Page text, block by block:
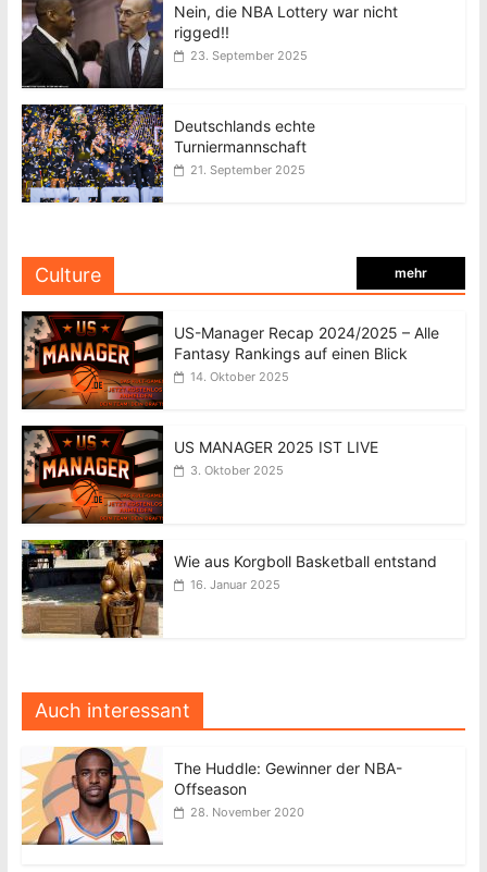
Nein, die NBA Lottery war nicht
rigged!!
23. September 2025
Deutschlands echte
Turniermannschaft
21. September 2025
Culture mehr
US-Manager Recap 2024/2025 – Alle
Fantasy Rankings auf einen Blick
14. Oktober 2025
US MANAGER 2025 IST LIVE
3. Oktober 2025
Wie aus Korgboll Basketball entstand
16. Januar 2025
Auch interessant
The Huddle: Gewinner der NBA-
Offseason
28. November 2020